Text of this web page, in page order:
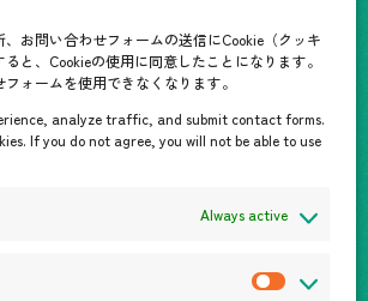
お問い合わせフォームの送信にCookie（クッキ
と、Cookieの使用に同意したことになります。
ォームを使用できなくなります。
analyze traffic, and submit contact forms.
If you do not agree, you will not be able to use
Always active